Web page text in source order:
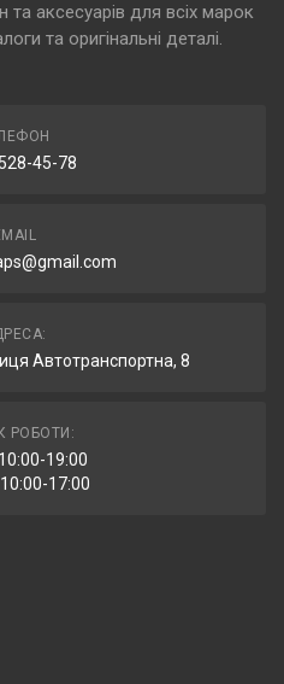
та аксесуарів для всіх марок
та оригінальні деталі.
45-78
Автотранспортна, 8
РОБОТИ:
19:00
17:00